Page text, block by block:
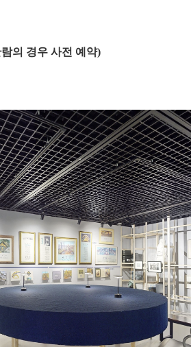
- 26.01.25.
분 이내
도 및 작품 설명
단체 관람의 경우 사전 예약)